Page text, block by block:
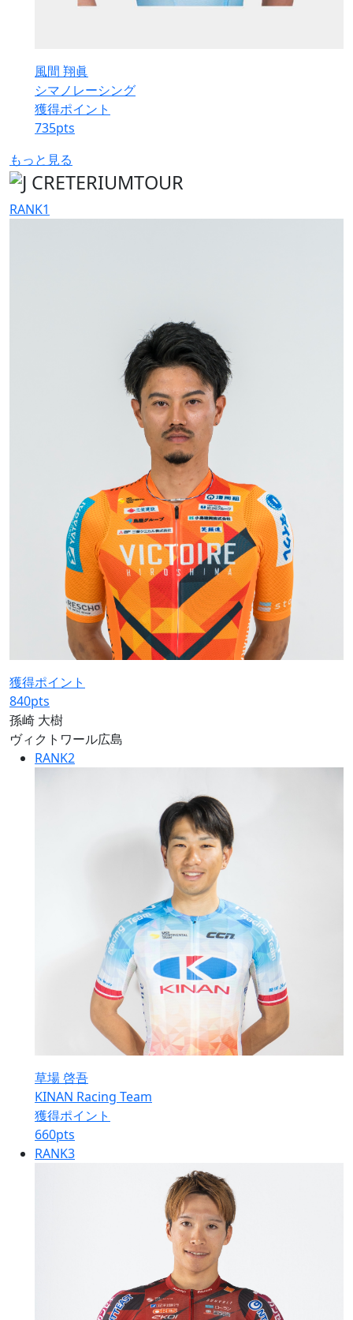
風間 翔眞
シマノレーシング
獲得ポイント
735pts
もっと見る
RANK1
獲得ポイント
840pts
孫崎 大樹
ヴィクトワール広島
RANK2
草場 啓吾
KINAN Racing Team
獲得ポイント
660pts
RANK3